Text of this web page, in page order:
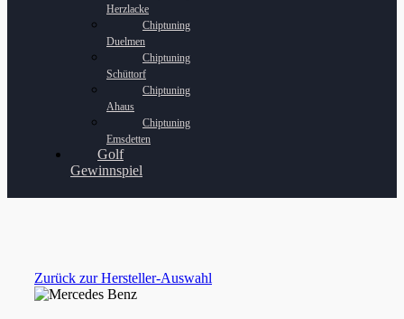
Herzlacke
Chiptuning
Duelmen
Chiptuning
Schüttorf
Chiptuning
Ahaus
Chiptuning
Emsdetten
Golf
Gewinnspiel
Zurück zur Hersteller-Auswahl